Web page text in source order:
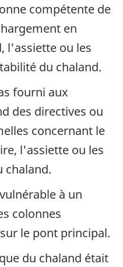
compétente de
en
l'assiette ou les
du chaland.
fourni aux
des directives ou
concernant le
l'assiette ou les
chaland.
à un
colonnes
le pont principal.
du chaland était